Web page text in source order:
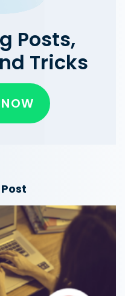
Posts,
Tricks